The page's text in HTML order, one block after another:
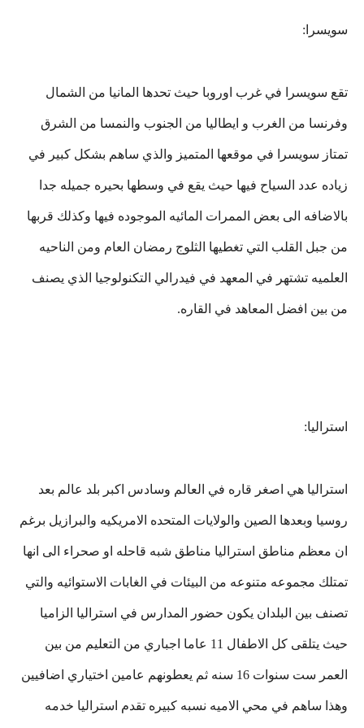
سويسرا:
تقع سويسرا في غرب اوروبا حيث تحدها المانيا من الشمال
وفرنسا من الغرب و ايطاليا من الجنوب والنمسا من الشرق
تمتاز سويسرا في موقعها المتميز والذي ساهم بشكل كبير في
زياده عدد السياح فيها حيث يقع في وسطها بحيره جميله جدا
بالاضافه الى بعض الممرات المائيه الموجوده فيها وكذلك قربها
من جبل القلب التي تغطيها الثلوج رمضان العام ومن الناحيه
العلميه تشتهر في المعهد في فيدرالي التكنولوجيا الذي يصنف
من بين افضل المعاهد في القاره.
استراليا:
استراليا هي اصغر قاره في العالم وسادس اكبر بلد عالم بعد
روسيا وبعدها الصين والولايات المتحده الامريكيه والبرازيل برغم
ان معظم مناطق استراليا مناطق شبه قاحله او صحراء الى انها
تمتلك مجموعه متنوعه من البيئات في الغابات الاستوائيه والتي
تصنف بين البلدان يكون حضور المدارس في استراليا الزاميا
حيث يتلقى كل الاطفال 11 عاما اجباري من التعليم من بين
العمر ست سنوات 16 سنه ثم يعطونهم عامين اختياري اضافيين
وهذا ساهم في محي الاميه نسبه كبيره تقدم استراليا خدمه